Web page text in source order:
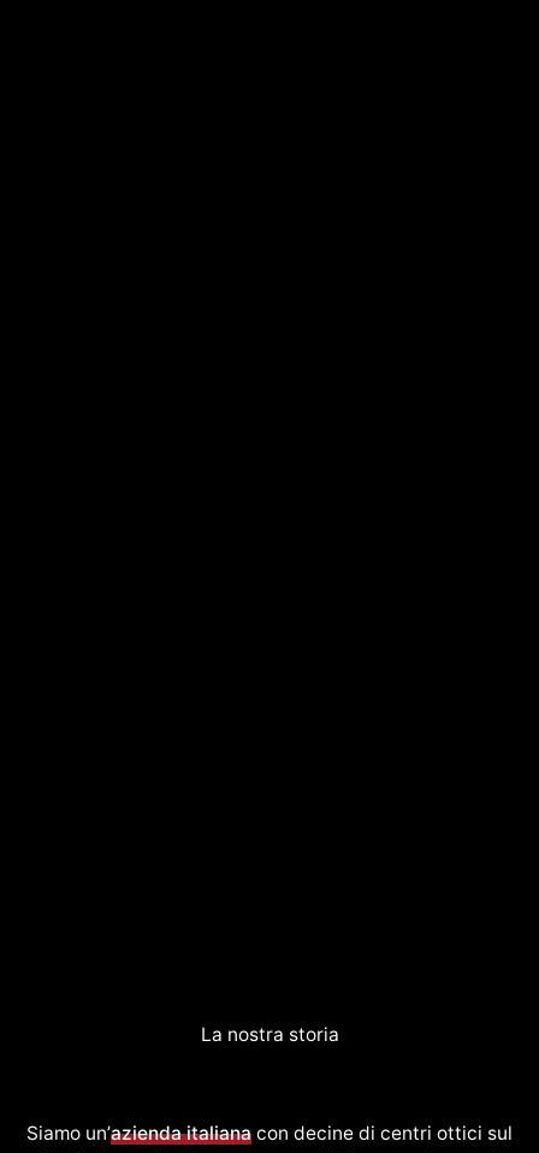
La nostra storia
Siamo un’azienda italiana con decine di centri ottici sul